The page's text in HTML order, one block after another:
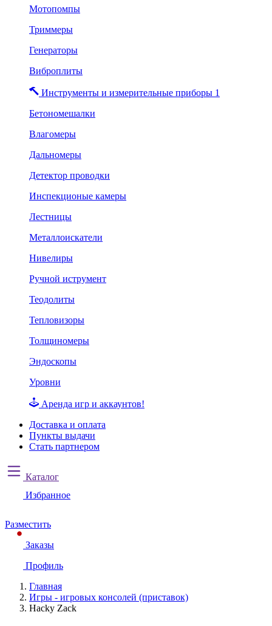
Мотопомпы
Триммеры
Генераторы
Виброплиты
Инструменты и измерительные приборы 1
Бетономешалки
Влагомеры
Дальномеры
Детектор проводки
Инспекционые камеры
Лестницы
Металлоискатели
Нивелиры
Ручной иструмент
Теодолиты
Тепловизоры
Толщиномеры
Эндоскопы
Уровни
Аренда игр и аккаунтов!
Доставка и оплата
Пункты выдачи
Стать партнером
Каталог
Избранное
Разместить
Заказы
Профиль
Главная
Игры - игровых консолей (приставок)
Hacky Zack